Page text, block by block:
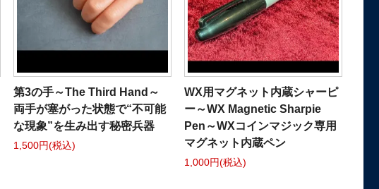
第3の手～The Third Hand～
両手が塞がった状態で“不可能
な現象”を生み出す秘密兵器
1,500円(税込)
WX用マグネット内蔵シャーピ
ー～WX Magnetic Sharpie
Pen～WXコインマジック専用
マグネット内蔵ペン
1,000円(税込)